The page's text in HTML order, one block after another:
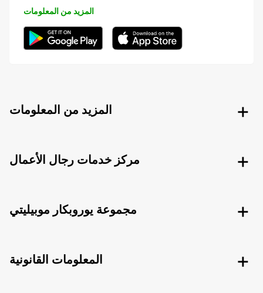
المزيد من المعلومات
المزيد من المعلومات
مركز خدمات رجال الأعمال
مجموعة يوروبكار موبيليتي
المعلومات القانونية